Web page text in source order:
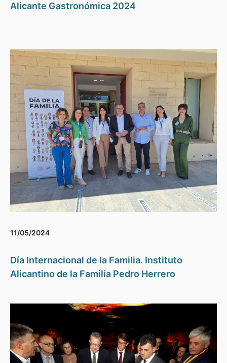
Alicante Gastronómica 2024
11/05/2024
Día Internacional de la Familia. Instituto
Alicantino de la Familia Pedro Herrero